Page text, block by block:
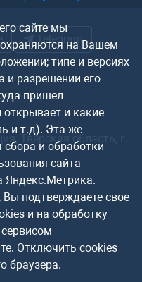
сайте мы
на Вашем
типе и версиях
и разрешении его
пришел
открывает и какие
и т.д). Эта же
и обработки
сайта
Яндекс.Метрика.
подтверждаете свое
и на обработку
Отключить cookies
браузера.
Telegram
Тверская область, г.